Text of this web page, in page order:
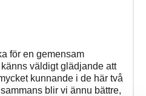
för en gemensam
känns väldigt glädjande att
kunnande i de här två
blir vi ännu bättre,